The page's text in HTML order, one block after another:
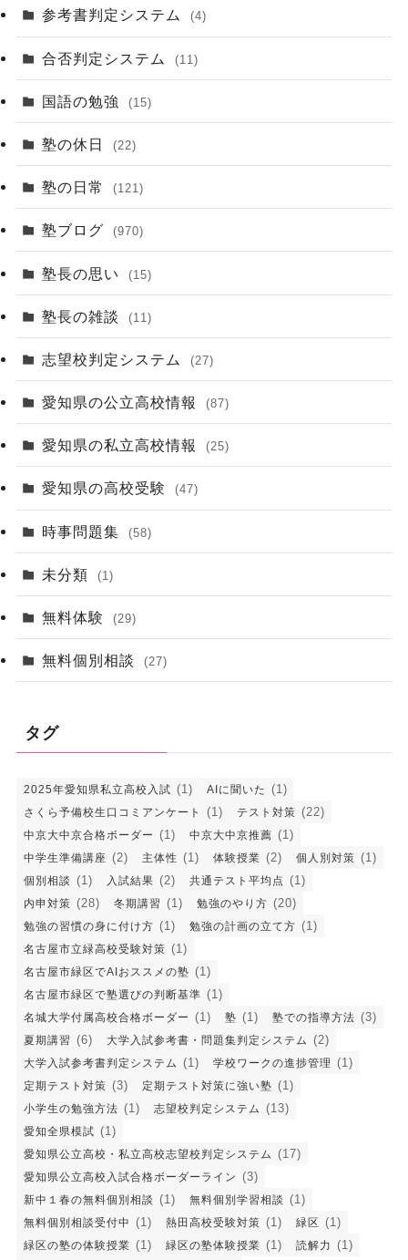
参考書判定システム (4)
合否判定システム (11)
国語の勉強 (15)
塾の休日 (22)
塾の日常 (121)
塾ブログ (970)
塾長の思い (15)
塾長の雑談 (11)
志望校判定システム (27)
愛知県の公立高校情報 (87)
愛知県の私立高校情報 (25)
愛知県の高校受験 (47)
時事問題集 (58)
未分類 (1)
無料体験 (29)
無料個別相談 (27)
タグ
2025年愛知県私立高校入試 (1) AIに聞いた (1)
さくら予備校生口コミアンケート (1) テスト対策 (22)
中京大中京合格ボーダー (1) 中京大中京推薦 (1)
中学生準備講座 (2) 主体性 (1) 体験授業 (2) 個人別対策 (1)
個別相談 (1) 入試結果 (2) 共通テスト平均点 (1)
内申対策 (28) 冬期講習 (1) 勉強のやり方 (20)
勉強の習慣の身に付け方 (1) 勉強の計画の立て方 (1)
名古屋市立緑高校受験対策 (1)
名古屋市緑区でAIおススメの塾 (1)
名古屋市緑区で塾選びの判断基準 (1)
名城大学付属高校合格ボーダー (1) 塾 (1) 塾での指導方法 (3)
夏期講習 (6) 大学入試参考書・問題集判定システム (2)
大学入試参考書判定システム (1) 学校ワークの進捗管理 (1)
定期テスト対策 (3) 定期テスト対策に強い塾 (1)
小学生の勉強方法 (1) 志望校判定システム (13)
愛知全県模試 (1)
愛知県公立高校・私立高校志望校判定システム (17)
愛知県公立高校入試合格ボーダーライン (3)
新中１春の無料個別相談 (1) 無料個別学習相談 (1)
無料個別相談受付中 (1) 熱田高校受験対策 (1) 緑区 (1)
緑区の塾の体験授業 (1) 緑区の塾体験授業 (1) 読解力 (1)